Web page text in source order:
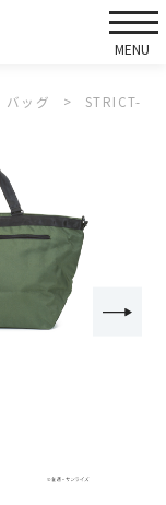
バッグ STRICT-G